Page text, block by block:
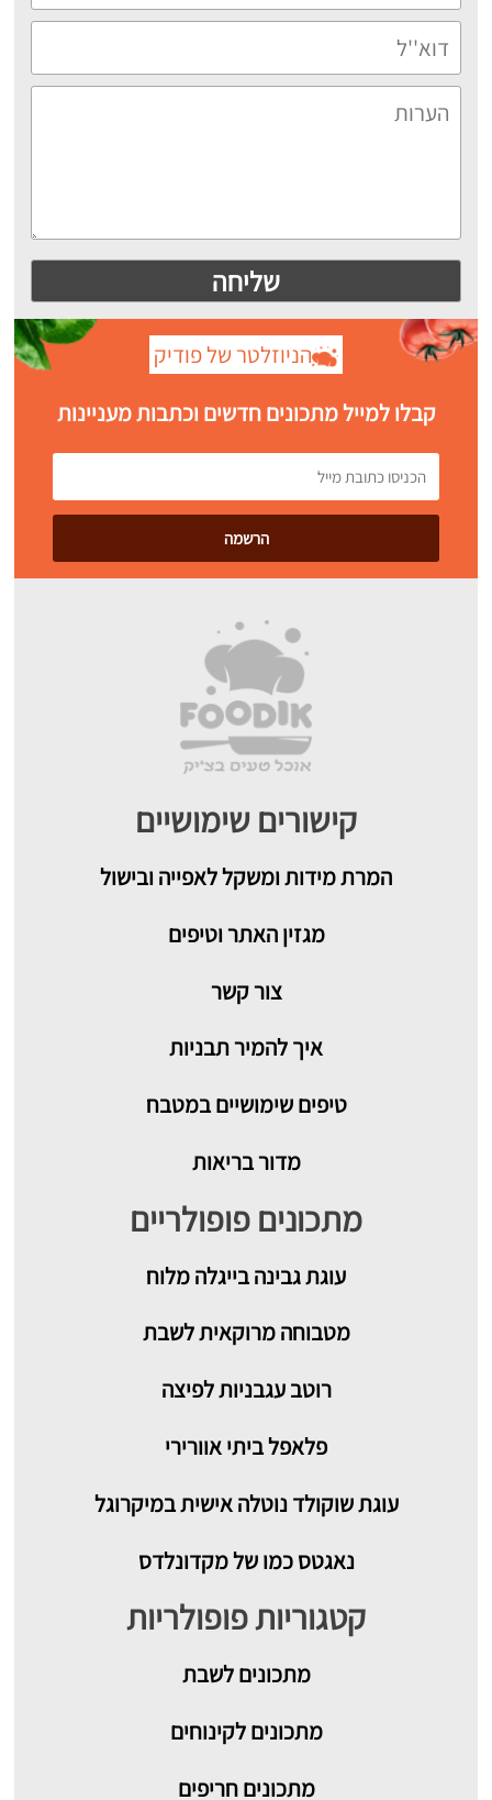
הניוזלטר של פודיק
קבלו למייל מתכונים חדשים וכתבות מעניינות
קישורים שימושיים
המרת מידות ומשקל לאפייה ובישול
מגזין האתר וטיפים
צור קשר
איך להמיר תבניות
טיפים שימושיים במטבח
מדור בריאות
מתכונים פופולריים
עוגת גבינה בייגלה מלוח
מטבוחה מרוקאית לשבת
רוטב עגבניות לפיצה
פלאפל ביתי אוורירי
עוגת שוקולד נוטלה אישית במיקרוגל
נאגטס כמו של מקדונלדס
קטגוריות פופולריות
מתכוניםלשבת
מתכונים לקינוחים
מתכונים חריפים